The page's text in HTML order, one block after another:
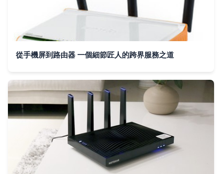
從手機屏到路由器 一個細節匠人的跨界服務之道